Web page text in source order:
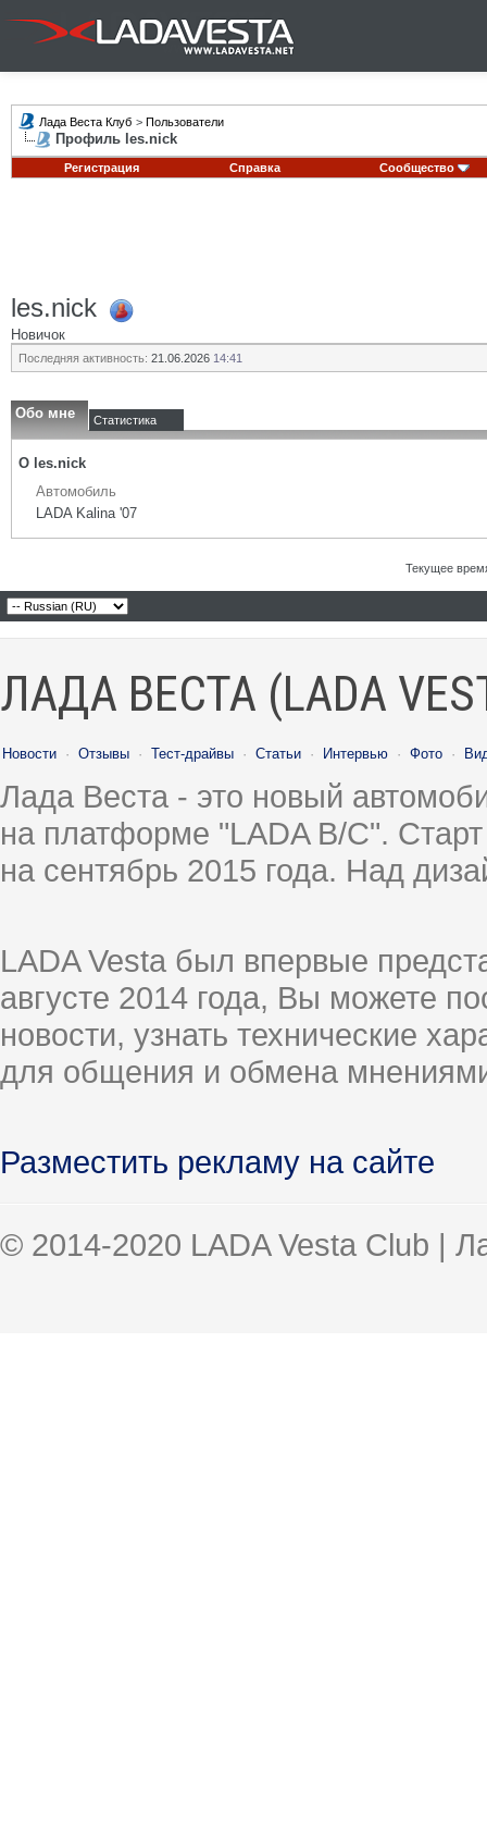
Лада Веста Клуб > Пользователи
Профиль les.nick
Регистрация Справка Сообщество
les.nick
Новичок
Последняя активность: 21.06.2026 14:41
Обо мне Статистика
О les.nick
Автомобиль
LADA Kalina '07
Текущее
ЛАДА ВЕСТА (LADA
Новости · Отзывы · Тест-драйвы · Статьи · Интервью · Фото ·
Лада Веста - это новый
на платформе "LADA B/C".
на сентябрь 2015 года. Над
LADA Vesta был впервые
августе 2014 года, Вы можете
новости, узнать технические
для общения и обмена
Разместить рекламу на сайте
© 2014-2020 LADA Vesta Club |